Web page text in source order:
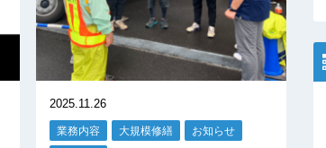
2025.11.26
業務内容 大規模修繕 お知らせ